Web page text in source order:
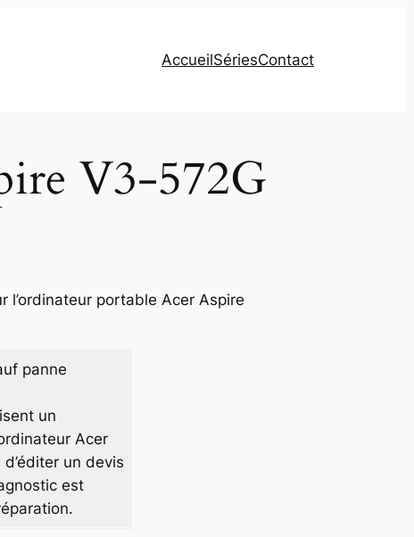
AccueilSériesContact
V3-572G
l’ordinateur portable Acer Aspire
panne
un
Acer
un devis
est